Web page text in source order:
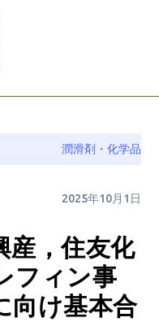
潤滑剤・化学品
2025年10月1日
産，住友化
フィン事
向け基本合